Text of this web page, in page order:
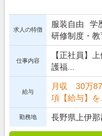
求人の特徴
服装自由 学
研修制度・
仕事内容
【正社員】
護福...
給与
月収 30万
項【給与】を
勤務地 長野県上伊